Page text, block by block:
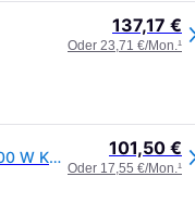
137,17 €
Oder 23,71 €/Mon.¹
Metabo Schwingschleifer Sr 2185 200 W Kunststoffkoffer Schleifmaschine 101,50 €
Oder 17,55 €/Mon.¹